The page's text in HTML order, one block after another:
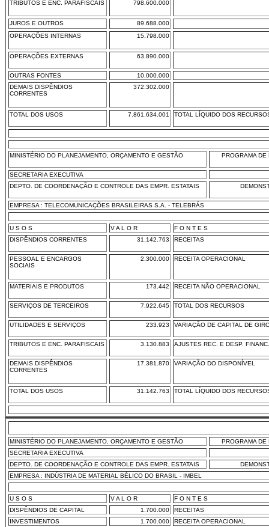
TRIBUTOS E ENC. PARAFISCAIS 798.600.000
JUROS E OUTROS
89.688.000
OPERAÇÕES INTERNAS
15.798.000
OPERAÇÕES EXTERNAS 63.890.000
OUTRAS FONTES
10.000.000
DEMAIS DISPÊNDIOS
CORRENTES
372.302.000
TOTAL DOS USOS 7.861.634.001 TOTAL LÍQUIDO DOS
MINISTÉRIO DO PLANEJAMENTO, ORÇAMENTO E GESTÃO PROGRAMA
SECRETARIA EXECUTIVA
DEPTO. DE COORDENAÇÃO E CONTROLE DAS EMPR. ESTATAIS
EMPRESA : TELECOMUNICAÇÕES BRASILEIRAS S.A. - TELEBRÁS
U S O S V A L O R
F O N T E S
DISPÊNDIOS CORRENTES
31.142.763 RECEITAS
PESSOAL E ENCARGOS
SOCIAIS
2.300.000 RECEITA OPERACIONAL
MATERIAIS E PRODUTOS 173.442 RECEITA NÃO OPERACIONAL
SERVIÇOS DE TERCEIROS 7.922.645 TOTAL DOS RECURSOS
UTILIDADES E SERVIÇOS 233.923 VARIAÇÃO DE CAPITAL DE
TRIBUTOS E ENC. PARAFISCAIS 3.130.883 AJUSTES REC. E DESP. FINANC.
DEMAIS DISPÊNDIOS
CORRENTES
17.381.870 VARIAÇÃO DO DISPONÍVEL
TOTAL DOS USOS 31.142.763 TOTAL LÍQUIDO DOS
MINISTÉRIO DO PLANEJAMENTO, ORÇAMENTO E GESTÃO
PROGRAMA
SECRETARIA EXECUTIVA
DEPTO. DE COORDENAÇÃO E CONTROLE DAS EMPR. ESTATAIS
EMPRESA : INDÚSTRIA DE MATERIAL BÉLICO DO BRASIL - IMBEL
U S O S V A L O R
F O N T E S
DISPÊNDIOS DE CAPITAL
1.700.000
RECEITAS
INVESTIMENTOS
1.700.000
RECEITA OPERACIONAL